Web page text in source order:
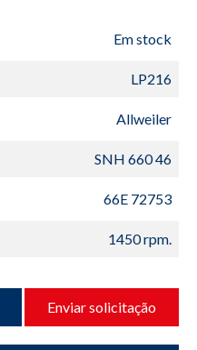
Em stock
LP216
Allweiler
SNH 660 46
66E 72753
1450 rpm.
Enviar solicitação